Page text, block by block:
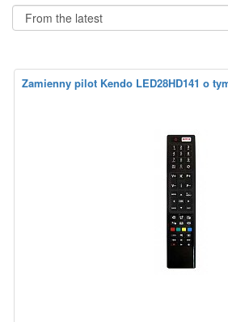
Zamienny pilot Kendo LED28HD141 o